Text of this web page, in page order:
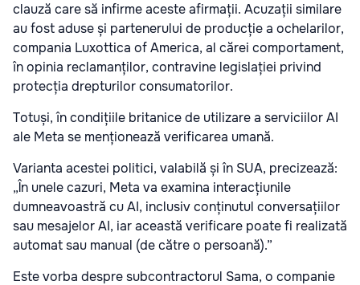
clauză care să infirme aceste afirmații. Acuzații similare
au fost aduse și partenerului de producție a ochelarilor,
compania Luxottica of America, al cărei comportament,
în opinia reclamanților, contravine legislației privind
protecția drepturilor consumatorilor.
Totuși, în condițiile britanice de utilizare a serviciilor AI
ale Meta se menționează verificarea umană.
Varianta acestei politici, valabilă și în SUA, precizează:
„În unele cazuri, Meta va examina interacțiunile
dumneavoastră cu AI, inclusiv conținutul conversațiilor
sau mesajelor AI, iar această verificare poate fi realizată
automat sau manual (de către o persoană).”
Este vorba despre subcontractorul Sama, o companie